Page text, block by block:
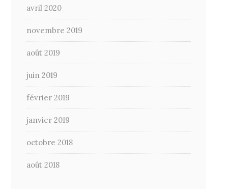
avril 2020
novembre 2019
août 2019
juin 2019
février 2019
janvier 2019
octobre 2018
août 2018